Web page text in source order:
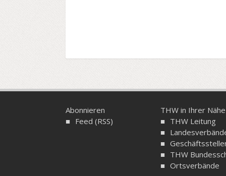
Abonnieren
Feed (RSS)
THW in Ihrer Nähe
THW Leitung
THW
Ortsverbände